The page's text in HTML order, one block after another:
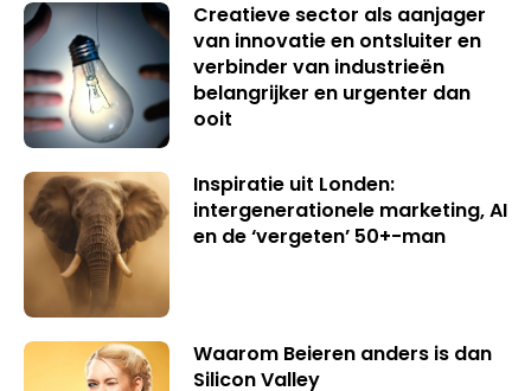
Creatieve sector als aanjager
van innovatie en ontsluiter en
verbinder van industrieën
belangrijker en urgenter dan
ooit
Inspiratie uit Londen:
intergenerationele marketing, AI
en de ‘vergeten’ 50+-man
Waarom Beieren anders is dan
Silicon Valley